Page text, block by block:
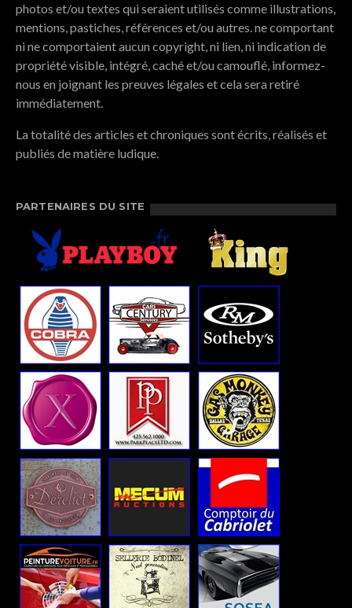
photos et/ou textes qui seraient utilisés comme illustrations,
mentions, pastiches, références et/ou autres. ne comportant
ni ne comportaient aucun copyright, ni lien, ni indication de
propriété visible, intégré, caché et/ou camouflé, informez-
nous en joignant les preuves légales et cela sera retiré
immédiatement.
La totalité des articles et chroniques sont écrits, réalisés et
publiés de matière ludique.
PARTENAIRES DU SITE